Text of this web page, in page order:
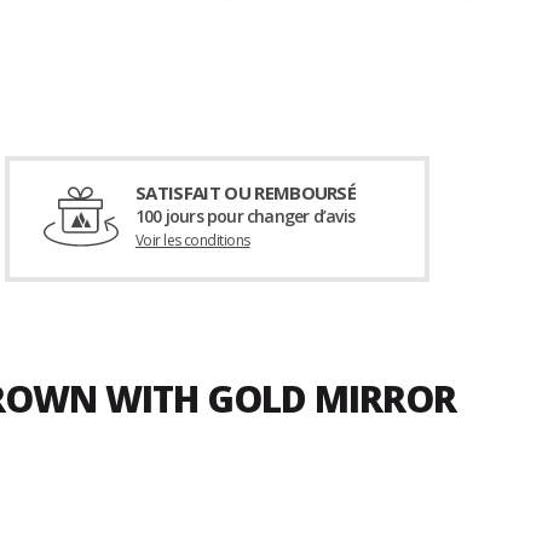
SATISFAIT OU REMBOURSÉ
100 jours pour changer d’avis
Voir les conditions
WITH GOLD MIRROR